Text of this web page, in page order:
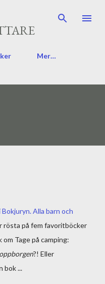
Mer…
Alla barn och
rösta på fem favoritböcker
Tage på camping:
?! Eller
bok ...